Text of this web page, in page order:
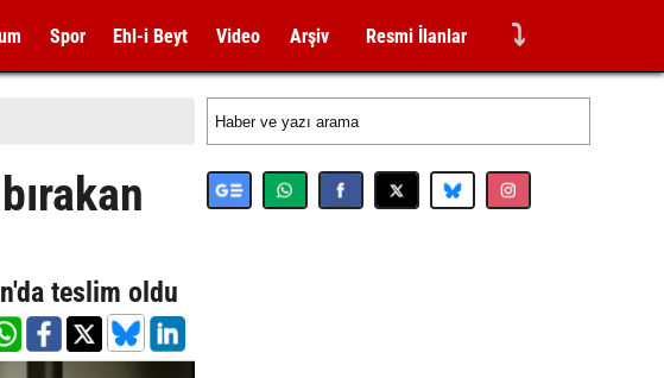
Spor Ehl-i Beyt Video Arşiv Resmi İlanlar ⤵
teslim oldu